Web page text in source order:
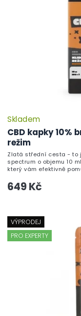
CBD kapky 10%
režim
Skladem
649 Kč
Zlatá střední cesta - to
spectrum o objemu 10
který vám efektivně
VÝPRODEJ
PRO EXPERTY